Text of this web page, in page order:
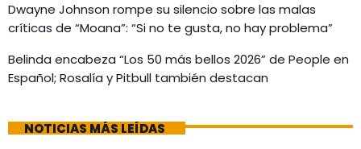
Dwayne Johnson rompe su silencio sobre las malas
críticas de “Moana”: “Si no te gusta, no hay problema”
Belinda encabeza “Los 50 más bellos 2026” de People en
Español; Rosalía y Pitbull también destacan
NOTICIAS MÁS LEÍDAS